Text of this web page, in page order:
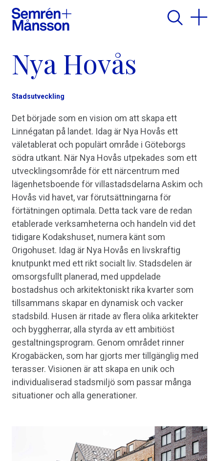
Nya Hovås
Stadsutveckling
Det började som en vision om att skapa ett
Linnégatan på landet. Idag är Nya Hovås ett
väletablerat och populärt område i Göteborgs
södra utkant. När Nya Hovås utpekades som ett
utvecklingsområde för ett närcentrum med
lägenhetsboende för villastadsdelarna Askim och
Hovås vid havet, var förutsättningarna för
förtätningen optimala. Detta tack vare de redan
etablerade verksamheterna och handeln vid det
tidigare Kodakshuset, numera känt som
Origohuset. Idag är Nya Hovås en livskraftig
knutpunkt med ett rikt socialt liv. Stadsdelen är
omsorgsfullt planerad, med uppdelade
bostadshus och arkitektoniskt rika kvarter som
tillsammans skapar en dynamisk och vacker
stadsbild. Husen är ritade av flera olika arkitekter
och byggherrar, alla styrda av ett ambitiöst
gestaltningsprogram. Genom området rinner
Krogabäcken, som har gjorts mer tillgänglig med
terasser. Visionen är att skapa en unik och
individualiserad stadsmiljö som passar många
situationer och alla generationer.